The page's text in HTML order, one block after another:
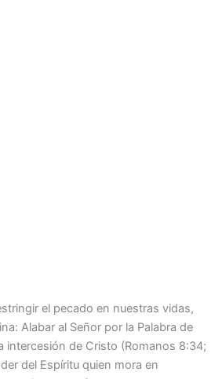
el pecado en nuestras vidas,
Alabar al Señor por la Palabra de
intercesión de Cristo (Romanos 8:34;
del Espíritu quien mora en